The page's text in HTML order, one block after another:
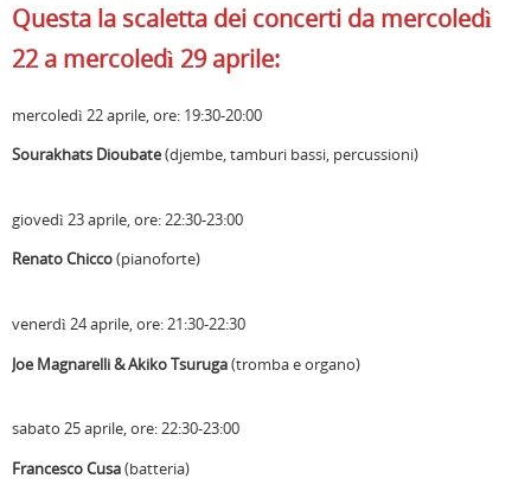
Questa la scaletta dei concerti da mercoledì
22 a mercoledì 29 aprile:
mercoledì 22 aprile, ore: 19:30-20:00
Sourakhats Dioubate(djembe, tamburi bassi, percussioni)
giovedì 23 aprile, ore: 22:30-23:00
Renato Chicco(pianoforte)
venerdì 24 aprile, ore: 21:30-22:30
Joe Magnarelli & Akiko Tsuruga(tromba e organo)
sabato 25 aprile, ore: 22:30-23:00
Francesco Cusa(batteria)